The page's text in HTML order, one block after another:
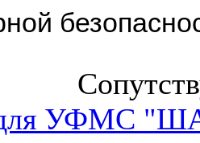
для УФМС